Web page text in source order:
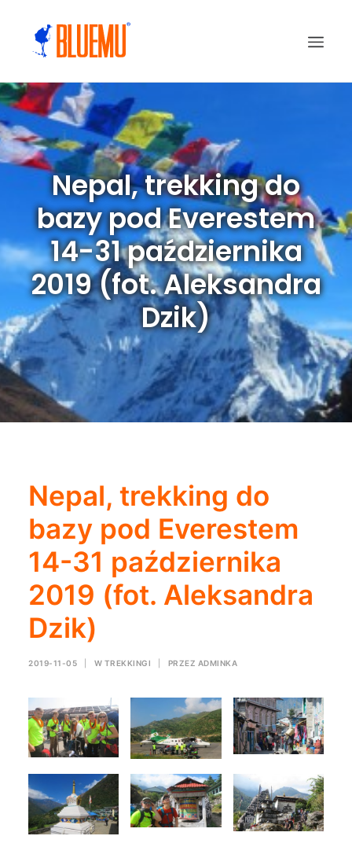
Nepal, trekking do
bazy pod Everestem
14-31 października
2019 (fot. Aleksandra
Dzik)
Nepal, trekking do
bazy pod Everestem
14-31 października
2019 (fot. Aleksandra
Dzik)
2019-11-05 W TREKKINGI PRZEZ ADMINKA